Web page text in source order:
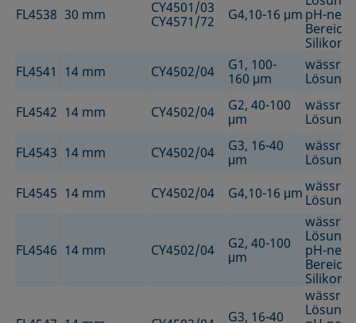
FL4538 30 mm
CY4501/03
CY4571/72
G4,10-16 μm pH-
Bereich
Silikonöl
FL4541 14 mm CY4502/04
G1, 100-
160 μm
FL4542 14 mm CY4502/04
G2, 40-100
μm
FL4543 14 mm CY4502/04
G3, 16-40
μm
FL4545 14 mm CY4502/04 G4,10-16 μm
FL4546 14 mm CY4502/04
G2, 40-100
μm
pH-
Bereich
Silikonöl
G3, 16-40